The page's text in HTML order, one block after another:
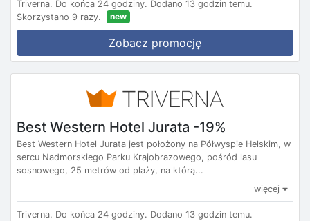
Triverna. Do końca 24 godziny. Dodano 13 godzin temu.
Skorzystano 9 razy.
new
Zobacz promocję
Best Western Hotel Jurata -19%
Best Western Hotel Jurata jest położony na Półwyspie Helskim, w
sercu Nadmorskiego Parku Krajobrazowego, pośród lasu
sosnowego, 25 metrów od plaży, na którą...
więcej
Triverna. Do końca 24 godziny. Dodano 13 godzin temu.